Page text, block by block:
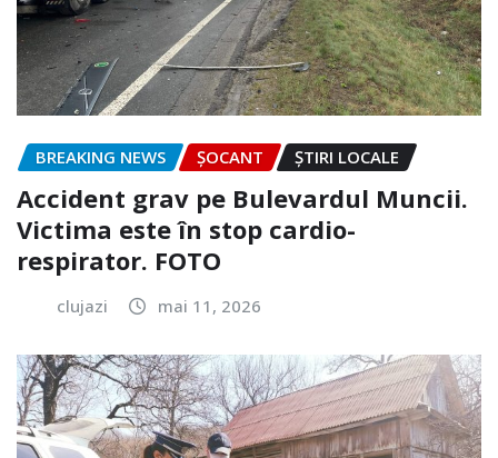
BREAKING NEWS ȘOCANT ȘTIRI LOCALE
Accident grav pe Bulevardul Muncii.
Victima este în stop cardio-
respirator. FOTO
clujazi mai 11, 2026